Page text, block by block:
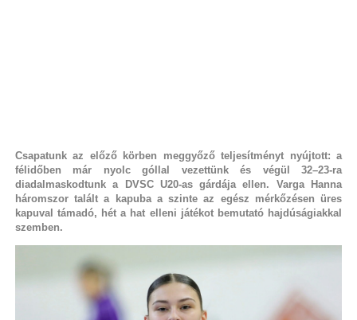
Csapatunk az előző körben meggyőző teljesítményt nyújtott: a
félidőben már nyolc góllal vezettünk és végül 32–23-ra
diadalmaskodtunk a DVSC U20-as gárdája ellen. Varga Hanna
háromszor talált a kapuba a szinte az egész mérkőzésen üres
kapuval támadó, hét a hat elleni játékot bemutató hajdúságiakkal
szemben.